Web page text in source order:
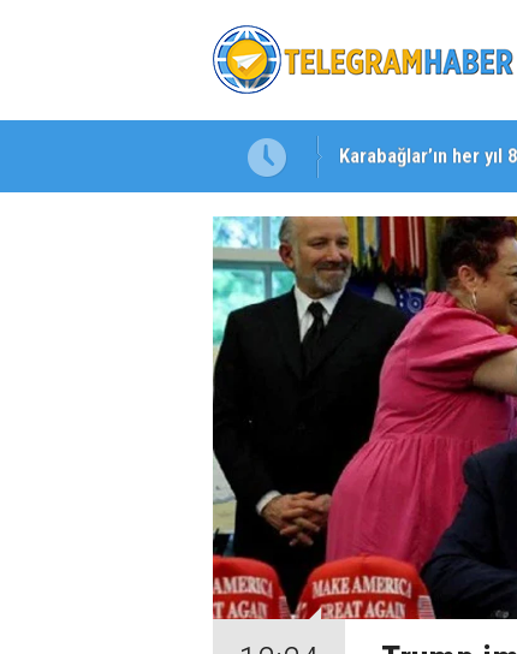
Karabağlar’ın her
Başkan Eşki’den